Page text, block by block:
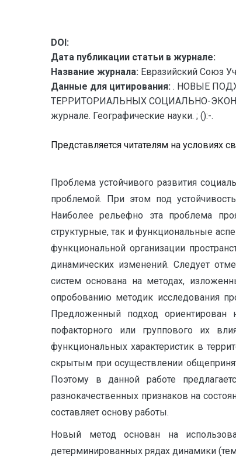
DOI:
Дата публикации статьи в журнале:
Название журнала: Евразийский Союз
Данные для цитирования: . НОВЫЕ
ТЕРРИТОРИАЛЬНЫХ СОЦИАЛЬНО-
журнале. Географические науки. ; ():-.
Представляется читателям на условиях
Проблема устойчивого развития
проблемой. При этом под
Наиболее рельефно эта проблема
структурные, так и функциональные
функциональной организации
динамических изменений. Следует
систем основана на методах,
опробованию методик исследования
Предложенный подход ориентирован
пофакторного или группового их
функциональных характеристик в
скрытым при осуществлении
Поэтому в данной работе
разнокачественных признаков на
составляет основу работы.
Новый метод основан на
детерминированных рядах динамики